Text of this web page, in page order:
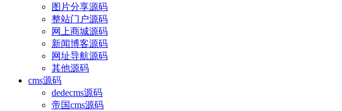
图片分享源码
整站门户源码
网上商城源码
新闻博客源码
网址导航源码
其他源码
cms源码
dedecms源码
帝国cms源码